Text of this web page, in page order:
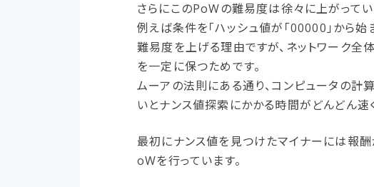
さらにこのPoWの難易度は徐々に上がってい
例えば条件を「ハッシュ値が「00000」から
難易度を上げる理由ですが、ネットワーク
を一定に保つためです。
ムーアの法則にある通り、コンピュータの計
いとナンス値探索にかかる時間がどんどん速
最初にナンス値を見つけたマイナーには報
oWを行っています。